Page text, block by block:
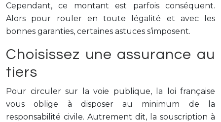
Cependant, ce montant est parfois conséquent.
Alors pour rouler en toute légalité et avec les
bonnes garanties, certaines astuces s’imposent.
Choisissez une assurance au
tiers
Pour circuler sur la voie publique, la loi française
vous oblige à disposer au minimum de la
responsabilité civile. Autrement dit, la souscription à